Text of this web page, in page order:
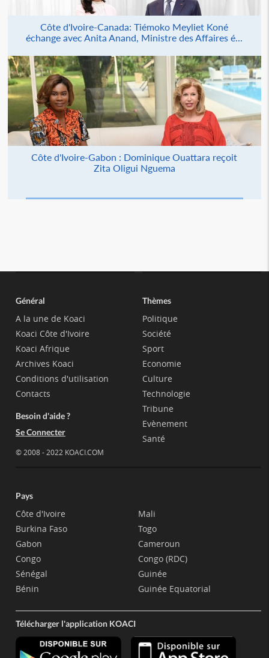
Côte d'Ivoire-Canada: Tiémoko Meyliet Koné
échange avec Anita Anand, Ministre des Affaires é...
Côte d'Ivoire-Gabon : Dominique Ouattara reçoit
Zita Oligui Nguema
Général
A la une de Koaci
Koaci Côte d'Ivoire
Koaci Afrique
Archives Koaci
Conditions d'utilisation
Contacts
Besoin d'aide ?
Se Connecter
© 2008 - 2022 KOACI.COM
Thèmes
Politique
Société
Sport
Economie
Culture
Technologie
Tribune
Evènement
Santé
Pays
Côte d'Ivoire
Burkina Faso
Gabon
Congo
Sénégal
Bénin
Mali
Togo
Cameroun
Congo (RDC)
Guinée
Guinée Equatorial
Télécharger l'application KOACI